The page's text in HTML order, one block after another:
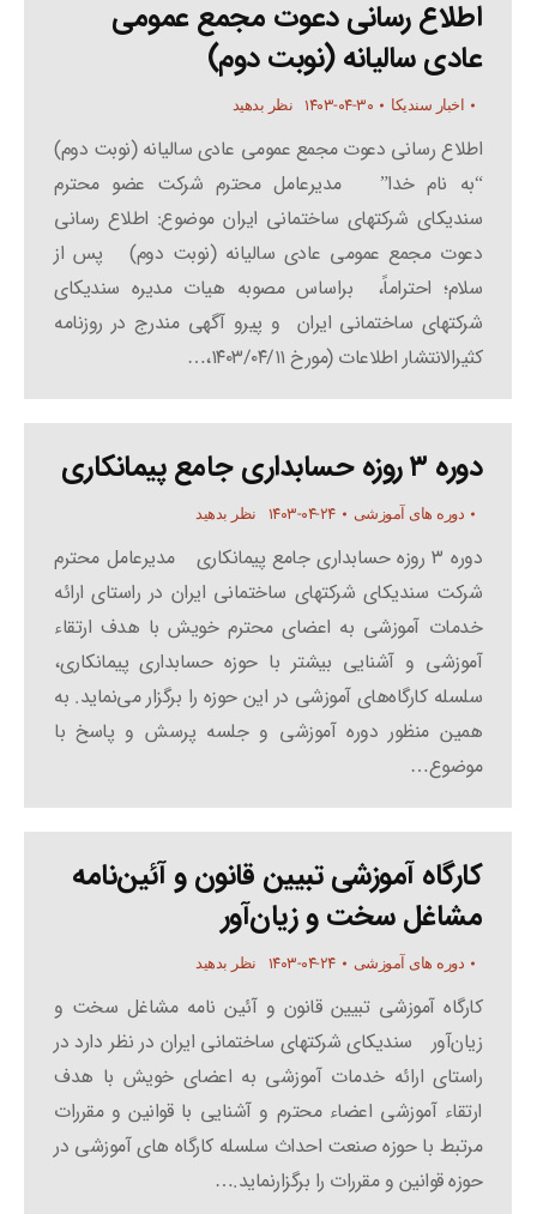
اطلاع رسانی دعوت مجمع عمومی
عادی سالیانه (نوبت دوم)
اخبار سندیکا ۱۴۰۳-۰۴-۳۰ نظر بدهید
اطلاع رسانی دعوت مجمع عمومی عادی سالیانه (نوبت دوم)
“به نام خدا” مدیرعامل محترم شرکت عضو محترم
سندیکای شرکتهای ساختمانی ایران موضوع: اطلاع رسانی
دعوت مجمع عمومی عادی سالیانه (نوبت دوم) پس از
سلام؛ احتراماً، براساس مصوبه هیات مدیره سندیکای
شرکتهای ساختمانی ایران و پیرو آگهی مندرج در روزنامه
کثیرالانتشار اطلاعات (مورخ ۱۴۰۳/۰۴/۱۱،…
دوره ۳ روزه حسابداری جامع پیمانکاری
دوره های آموزشی ۱۴۰۳-۰۴-۲۴ نظر بدهید
دوره ۳ روزه حسابداری جامع پیمانکاری مدیرعامل محترم
شرکت سندیکای شرکتهای ساختمانی ایران در راستای ارائه
خدمات آموزشی به اعضای محترم خویش با هدف ارتقاء
آموزشی و آشنایی بیشتر با حوزه حسابداری پیمانکاری،
سلسله کارگاه‌های آموزشی در این حوزه را برگزار می‌نماید. به
همین منظور دوره آموزشی و جلسه پرسش و پاسخ با
موضوع…
کارگاه آموزشی تبیین قانون و آئین‌نامه
مشاغل سخت ‌و ‌زیان‌آور
دوره های آموزشی ۱۴۰۳-۰۴-۲۴ نظر بدهید
کارگاه آموزشی تبیین قانون و آئین‌ نامه مشاغل سخت ‌و
‌زیان‌آور سندیکای شرکتهای ساختمانی ایران در نظر دارد در
راستای ارائه خدمات آموزشی به اعضای خویش با هدف
ارتقاء آموزشی اعضاء محترم و آشنایی با قوانین و مقررات
مرتبط با حوزه صنعت احداث سلسله کارگاه های آموزشی در
حوزه قوانین و مقررات را برگزارنماید.…